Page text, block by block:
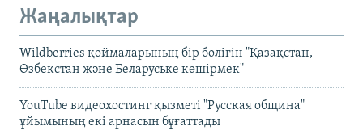
Жаңалықтар
Wildberries қоймаларының бір бөлігін "Қазақстан,
Өзбекстан және Беларуське көшірмек"
YouTube видеохостинг қызметі "Русская община"
ұйымының екі арнасын бұғаттады